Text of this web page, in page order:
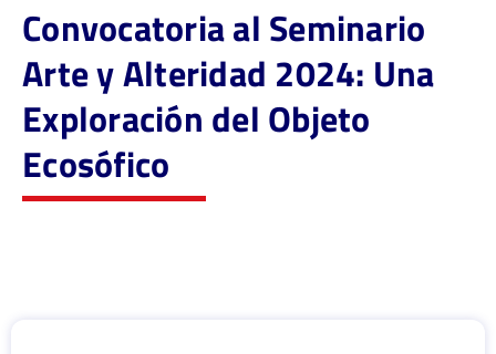
Convocatoria al Seminario
Arte y Alteridad 2024: Una
Exploración del Objeto
Ecosófico